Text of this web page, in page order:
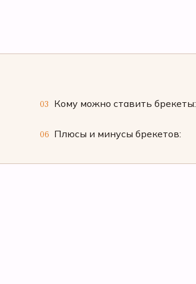
03 Кому можно ставить брекеты:
06 Плюсы и минусы брекетов: